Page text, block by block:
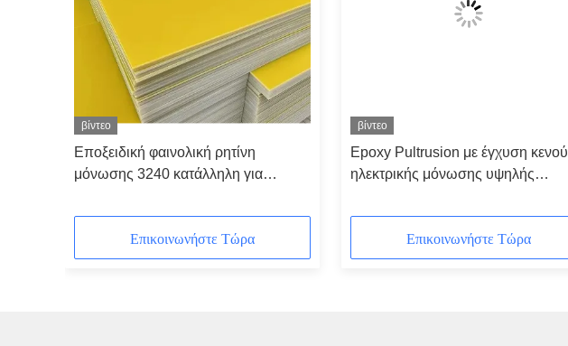
βίντεο
Εποξειδική φαινολική ρητίνη
μόνωσης 3240 κατάλληλη για
Επικοινωνήστε Τώρα
βίντεο
Epoxy Pultrusion με έγχυση κενού
ηλεκτρικής μόνωσης υψηλής
Επικοινωνήστε Τώρα